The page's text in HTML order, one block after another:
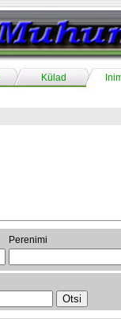
Külad
Perenimi